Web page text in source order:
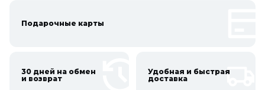
Подарочные карты
30 дней на обмен
и возврат
Удобная и быстрая
доставка